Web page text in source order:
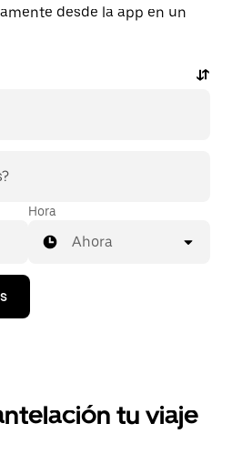
desde la app en un
Hora
Ahora
tu viaje